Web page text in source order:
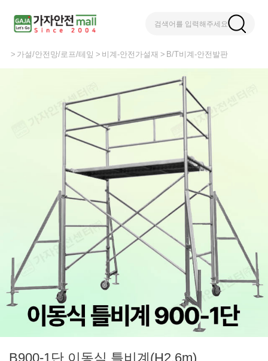
검색어를 입력해주세요
가설/안전망/로프/테잎 비계-안전가설재 B/T비계-안전발판
B900-1단 이동식 틀비계(H2.6m)